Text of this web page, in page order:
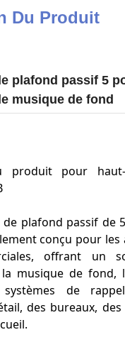
Du Produit
plafond passif 5
musique de fond
produit pour
plafond passif de
conçu pour les
offrant un
musique de fond,
de
des bureaux,